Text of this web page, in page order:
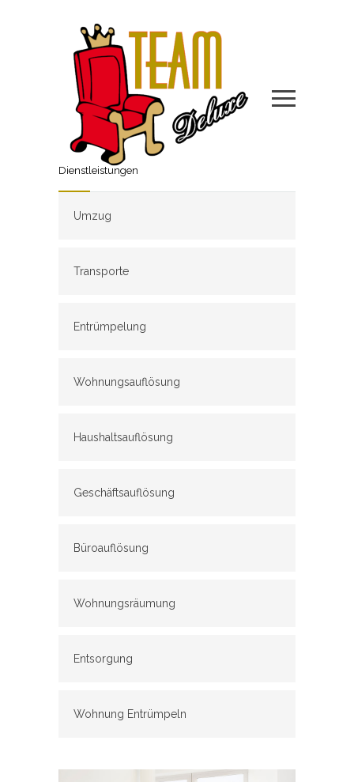
Dienstleistungen
Umzug
Transporte
Entrümpelung
Wohnungsauflösung
Haushaltsauflösung
Geschäftsauflösung
Büroauflösung
Wohnungsräumung
Entsorgung
Wohnung Entrümpeln